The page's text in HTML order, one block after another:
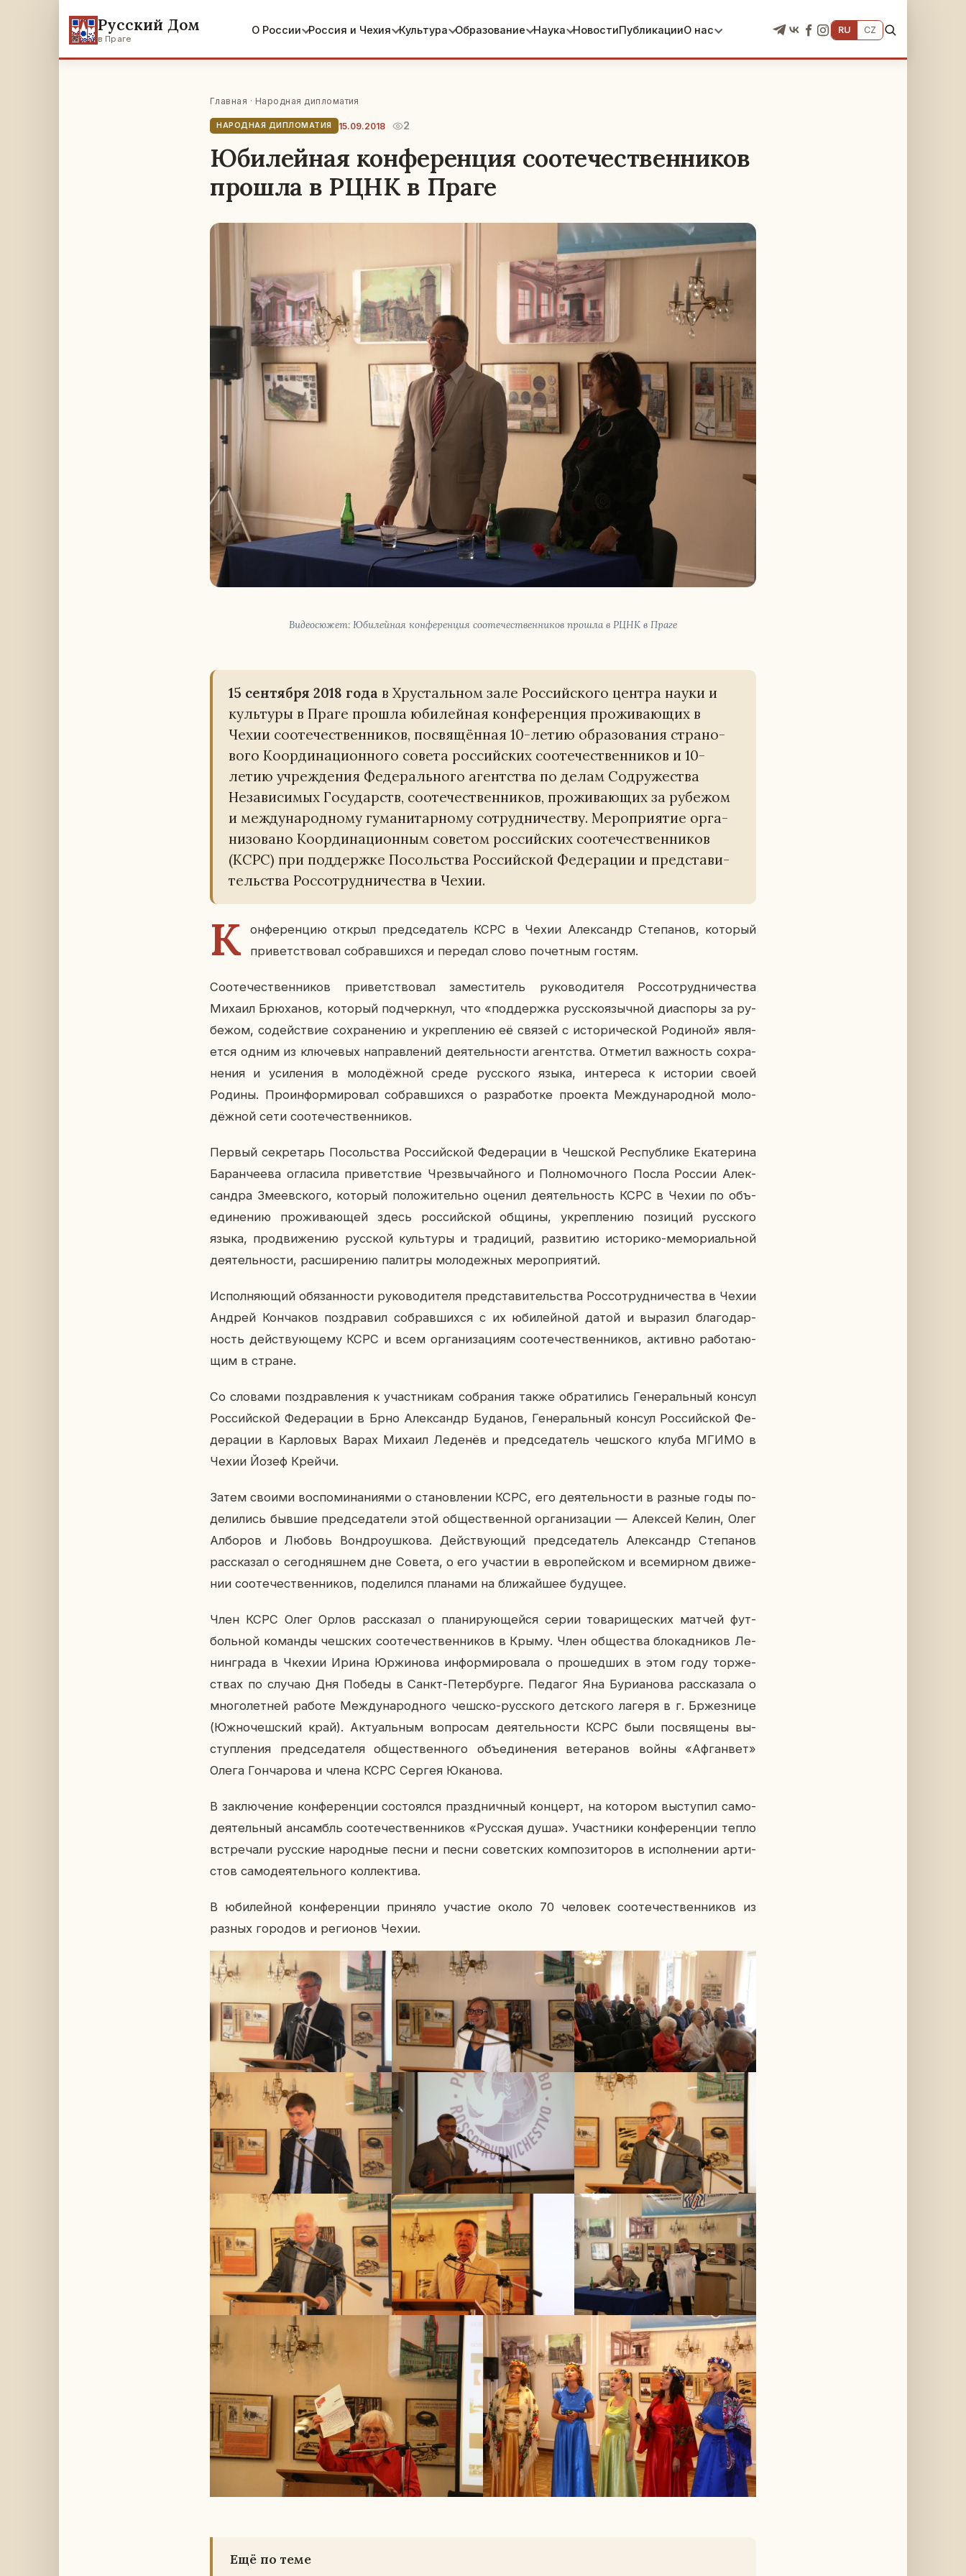
Русский Дом
в Праге
О России Россия и Чехия Культура Образование Наука НовостиПубликацииО нас RU CZ
Главная · Народная дипломатия
НАРОДНАЯ ДИПЛОМАТИЯ 15.09.2018 2
Юбилейная конференция соотечественников
прошла в РЦНК в Праге
Ви­део­сю­жет: Юби­лей­ная кон­фе­рен­ция со­оте­че­ствен­ни­ков прошла в РЦНК в Праге
15 сен­тяб­ря 2018 года в Хру­сталь­ном зале Рос­сий­ско­го центра науки и
куль­ту­ры в Праге прошла юби­лей­ная кон­фе­рен­ция про­жи­ва­ю­щих в
Чехии со­оте­че­ствен­ни­ков, по­свя­щён­ная 10-летию об­ра­зо­ва­ния стра­но­
во­го Ко­ор­ди­на­ци­он­но­го совета рос­сий­ских со­оте­че­ствен­ни­ков и 10-
летию учре­жде­ния Фе­де­раль­но­го агент­ства по делам Со­дру­же­ства
Неза­ви­си­мых Го­су­дарств, со­оте­че­ствен­ни­ков, про­жи­ва­ю­щих за ру­бе­жом
и меж­ду­на­род­но­му гу­ма­ни­тар­но­му со­труд­ни­че­ству. Ме­ро­при­я­тие ор­га­
ни­зо­ва­но Ко­ор­ди­на­ци­он­ным со­ве­том рос­сий­ских со­оте­че­ствен­ни­ков
(КСРС) при под­держ­ке По­соль­ства Рос­сий­ской Фе­де­ра­ции и пред­ста­ви­
тель­ства Рос­со­труд­ни­че­ства в Чехии.
К
он­фе­рен­цию открыл пред­се­да­тель КСРС в Чехии Алек­сандр Сте­па­нов, ко­то­рый
при­вет­ство­вал со­брав­ших­ся и пе­ре­дал слово по­чет­ным гостям.
Со­оте­че­ствен­ни­ков при­вет­ство­вал за­ме­сти­тель ру­ко­во­ди­те­ля Рос­со­труд­ни­че­ства
Михаил Брю­ха­нов, ко­то­рый под­черк­нул, что «под­держ­ка рус­ско­языч­ной диас­по­ры за ру­
бе­жом, со­дей­ствие со­хра­не­нию и укреп­ле­нию её связей с ис­то­ри­че­ской Ро­ди­ной» яв­ля­
ет­ся одним из клю­че­вых на­прав­ле­ний де­я­тель­но­сти агент­ства. От­ме­тил важ­ность со­хра­
не­ния и уси­ле­ния в мо­ло­дёж­ной среде рус­ско­го языка, ин­те­ре­са к ис­то­рии своей
Родины. Про­ин­фор­ми­ро­вал со­брав­ших­ся о раз­ра­бот­ке про­ек­та Меж­ду­на­род­ной мо­ло­
дёж­ной сети со­оте­че­ствен­ни­ков.
Первый сек­ре­тарь По­соль­ства Рос­сий­ской Фе­де­ра­ции в Чеш­ской Рес­пуб­ли­ке Ека­те­ри­на
Ба­ран­че­е­ва огла­си­ла при­вет­ствие Чрез­вы­чай­но­го и Пол­но­моч­но­го Посла России Алек­
сандра Зме­ев­ско­го, ко­то­рый по­ло­жи­тель­но оценил де­я­тель­ность КСРС в Чехии по объ­
еди­не­нию про­жи­ва­ю­щей здесь рос­сий­ской общины, укреп­ле­нию по­зи­ций рус­ско­го
языка, про­дви­же­нию рус­ской куль­ту­ры и тра­ди­ций, раз­ви­тию ис­то­ри­ко-ме­мо­ри­аль­ной
де­я­тель­но­сти, рас­ши­ре­нию па­лит­ры мо­ло­деж­ных ме­ро­при­я­тий.
Ис­пол­ня­ю­щий обя­зан­но­сти ру­ко­во­ди­те­ля пред­ста­ви­тель­ства Рос­со­труд­ни­че­ства в Чехии
Андрей Кон­ча­ков по­здра­вил со­брав­ших­ся с их юби­лей­ной датой и вы­ра­зил бла­го­дар­
ность дей­ству­ю­ще­му КСРС и всем ор­га­ни­за­ци­ям со­оте­че­ствен­ни­ков, ак­тив­но ра­бо­та­ю­
щим в стране.
Со сло­ва­ми по­здрав­ле­ния к участ­ни­кам со­бра­ния также об­ра­ти­лись Ге­не­раль­ный консул
Рос­сий­ской Фе­де­ра­ции в Брно Алек­сандр Бу­да­нов, Ге­не­раль­ный консул Рос­сий­ской Фе­
де­ра­ции в Кар­ло­вых Варах Михаил Ле­де­нёв и пред­се­да­тель чеш­ско­го клуба МГИМО в
Чехии Йозеф Крейчи.
Затем своими вос­по­ми­на­ни­я­ми о ста­нов­ле­нии КСРС, его де­я­тель­но­сти в разные годы по­
де­ли­лись бывшие пред­се­да­те­ли этой об­ще­ствен­ной ор­га­ни­за­ции — Алек­сей Келин, Олег
Ал­бо­ров и Любовь Вон­дро­уш­ко­ва. Дей­ству­ю­щий пред­се­да­тель Алек­сандр Сте­па­нов
рас­ска­зал о се­го­дняш­нем дне Совета, о его уча­стии в ев­ро­пей­ском и все­мир­ном дви­же­
нии со­оте­че­ствен­ни­ков, по­де­лил­ся пла­на­ми на бли­жай­шее бу­ду­щее.
Член КСРС Олег Орлов рас­ска­зал о пла­ни­ру­ю­щей­ся серии то­ва­ри­ще­ских матчей фут­
боль­ной ко­ман­ды чеш­ских со­оте­че­ствен­ни­ков в Крыму. Член об­ще­ства бло­кад­ни­ков Ле­
нин­гра­да в Чкехии Ирина Юр­жи­но­ва ин­фор­ми­ро­ва­ла о про­шед­ших в этом году тор­же­
ствах по случаю Дня Победы в Санкт-Пе­тер­бур­ге. Пе­да­гог Яна Бу­ри­а­но­ва рас­ска­за­ла о
мно­го­лет­ней работе Меж­ду­на­род­но­го чешско-рус­ско­го дет­ско­го лагеря в г. Бр­жез­ни­це
(Юж­но­чеш­ский край). Ак­ту­аль­ным во­про­сам де­я­тель­но­сти КСРС были по­свя­ще­ны вы­
ступ­ле­ния пред­се­да­те­ля об­ще­ствен­но­го объ­еди­не­ния ве­те­ра­нов войны «Аф­ган­вет»
Олега Гон­ча­ро­ва и члена КСРС Сергея Юка­но­ва.
В за­клю­че­ние кон­фе­рен­ции со­сто­ял­ся празд­нич­ный кон­церт, на ко­то­ром вы­сту­пил са­мо­
де­я­тель­ный ан­самбль со­оте­че­ствен­ни­ков «Рус­ская душа». Участ­ни­ки кон­фе­рен­ции тепло
встре­ча­ли рус­ские на­род­ные песни и песни со­вет­ских ком­по­зи­то­ров в ис­пол­не­нии ар­ти­
стов са­мо­де­я­тель­но­го кол­лек­ти­ва.
В юби­лей­ной кон­фе­рен­ции при­ня­ло уча­стие около 70 че­ло­век со­оте­че­ствен­ни­ков из
разных го­ро­дов и ре­ги­о­нов Чехии.
Ещё по теме